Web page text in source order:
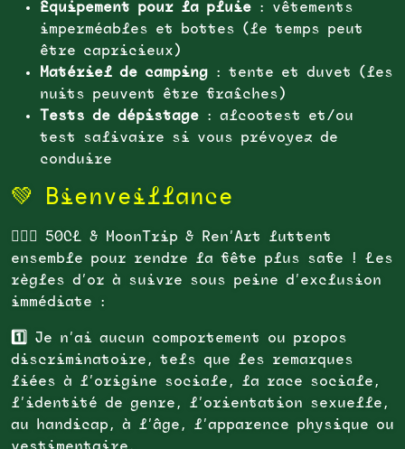
Équipement pour la pluie : vêtements
imperméables et bottes (le temps peut
être capricieux)
Matériel de camping : tente et duvet (les
nuits peuvent être fraîches)
Tests de dépistage : alcootest et/ou
test salivaire si vous prévoyez de
conduire
💚 Bienveillance
👩‍❤️‍👨 50CL & MoonTrip & Ren’Art luttent
ensemble pour rendre la fête plus safe ! Les
règles d’or à suivre sous peine d’exclusion
immédiate :
1️⃣
Je n’ai aucun comportement ou propos
discriminatoire, tels que les remarques
liées à l’origine sociale, la race sociale,
l’identité de genre, l’orientation sexuelle,
au handicap, à l’âge, l’apparence physique ou